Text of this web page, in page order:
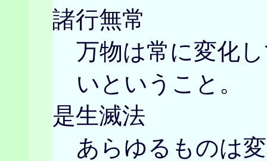
諸行無常
万物は常に変化
いということ。
是生滅法
あらゆるものは